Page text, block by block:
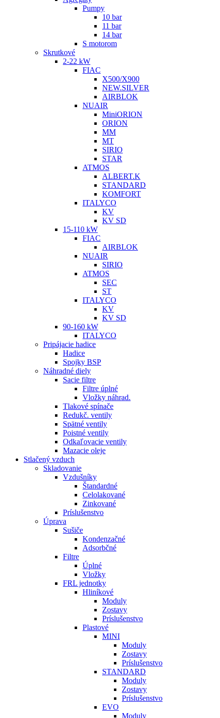
Pumpy
10 bar
11 bar
14 bar
S motorom
Skrutkové
2-22 kW
FIAC
X500/X900
NEW.SILVER
AIRBLOK
NUAIR
MiniORION
ORION
MM
MT
SIRIO
STAR
ATMOS
ALBERT.K
STANDARD
KOMFORT
ITALYCO
KV
KV SD
15-110 kW
FIAC
AIRBLOK
NUAIR
SIRIO
ATMOS
SEC
ST
ITALYCO
KV
KV SD
90-160 kW
ITALYCO
Pripájacie hadice
Hadice
Spojky BSP
Náhradné diely
Sacie filtre
Filtre úplné
Vložky náhrad.
Tlakové spínače
Redukč. ventily
Spätné ventily
Poistné ventily
Odkaľovacie ventily
Mazacie oleje
Stlačený vzduch
Skladovanie
Vzdušníky
Štandardné
Celolakované
Zinkované
Príslušenstvo
Úprava
Sušiče
Kondenzačné
Adsorbčné
Filtre
Úplné
Vložky
FRL jednotky
Hliníkové
Moduly
Zostavy
Príslušenstvo
Plastové
MINI
Moduly
Zostavy
Príslušenstvo
STANDARD
Moduly
Zostavy
Príslušenstvo
EVO
Moduly